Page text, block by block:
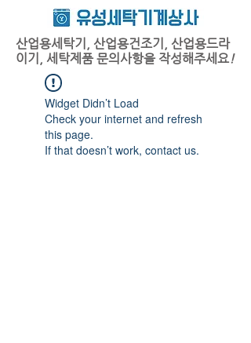
산업용세탁기, 산업용건조기, 산업용드라
이기, 세탁제품 문의사항을 작성해주세요!
Widget Didn’t Load
Check your internet and refresh
this page.
If that doesn’t work, contact us.